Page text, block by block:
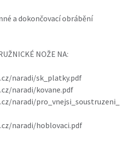
a dokončovací obrábění
NOŽE NA:
naradi/sk_platky.pdf
naradi/kovane.pdf
naradi/pro_vnejsi_soustruzeni_
naradi/hoblovaci.pdf